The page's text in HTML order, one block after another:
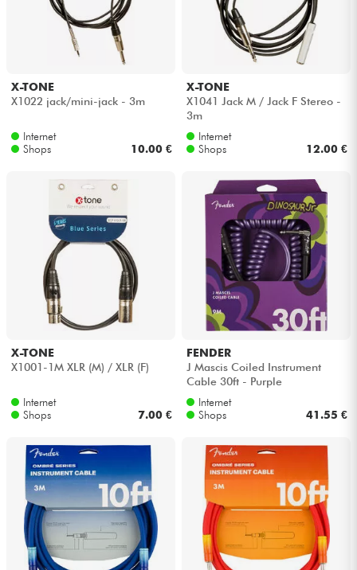
X-TONE
X1022 jack/mini-jack - 3m
Internet
Shops
10.00 €
X-TONE
X1041 Jack M / Jack F Stereo -
3m
Internet
Shops
12.00 €
X-TONE
X1001-1M XLR (M) / XLR (F)
Internet
Shops
7.00 €
FENDER
J Mascis Coiled Instrument
Cable 30ft - Purple
Internet
Shops
41.55 €